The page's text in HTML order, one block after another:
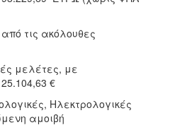
τις ακόλουθες
μελέτες, με
€
Ηλεκτρολογικές
αμοιβή